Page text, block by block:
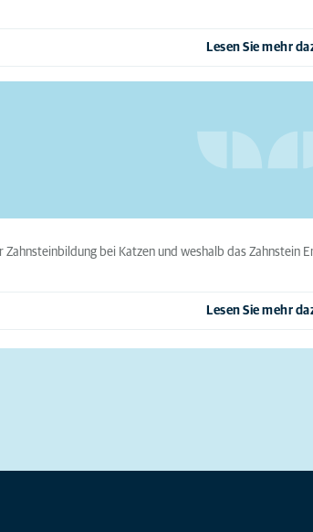
Lesen Sie mehr
Zahnsteinbildung bei Katzen und weshalb das
Lesen Sie mehr